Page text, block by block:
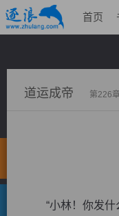
首页
道运成帝 第226
“小林！你发什么